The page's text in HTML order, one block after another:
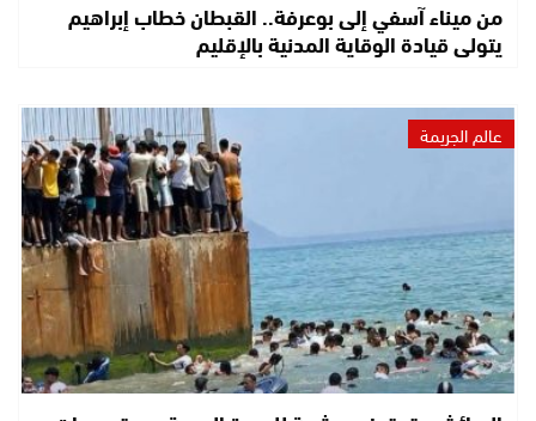
من ميناء آسفي إلى بوعرفة.. القبطان خطاب إبراهيم
يتولى قيادة الوقاية المدنية بالإقليم
عالم الجريمة